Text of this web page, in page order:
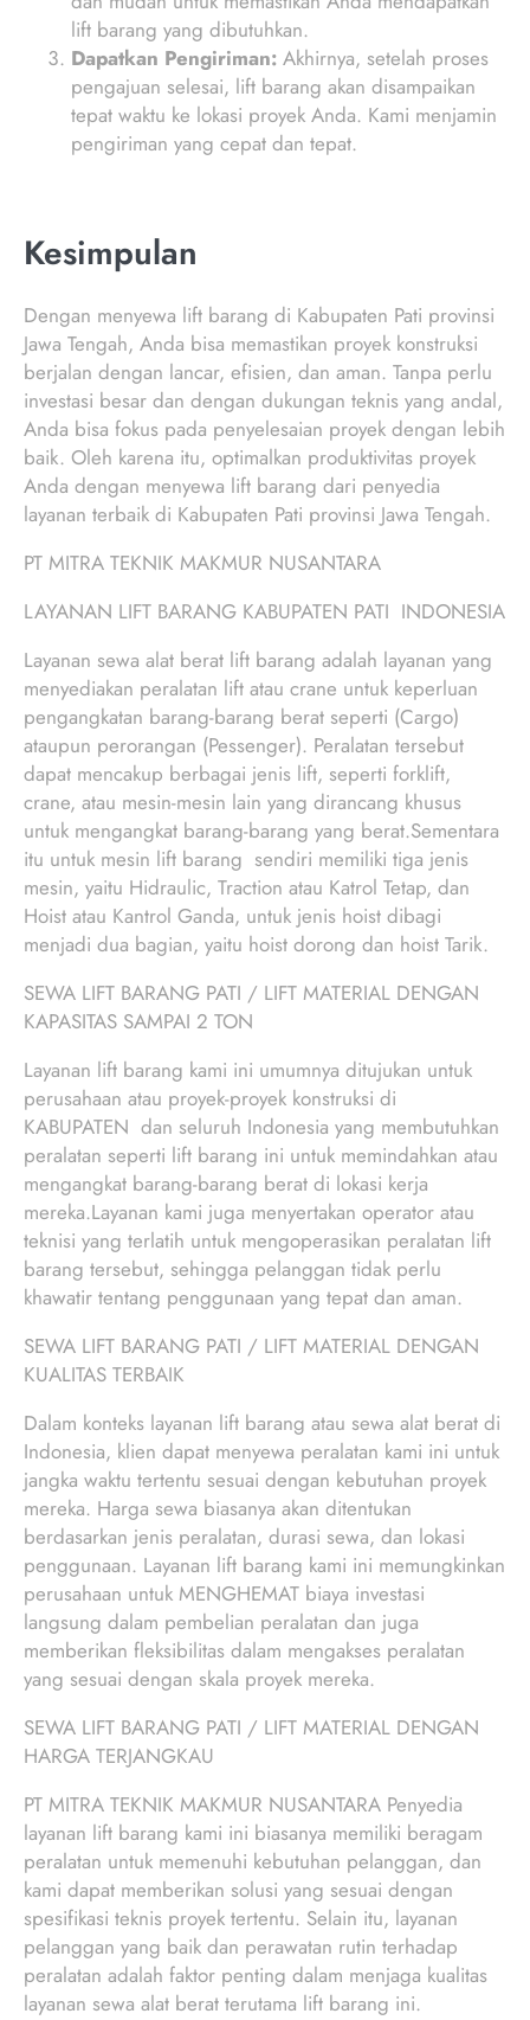
lift barang yang dibutuhkan.
Dapatkan Pengiriman: Akhirnya, setelah proses
pengajuan selesai, lift barang akan disampaikan
tepat waktu ke lokasi proyek Anda. Kami menjamin
pengiriman yang cepat dan tepat.
Kesimpulan
Dengan menyewa lift barang di Kabupaten Pati provinsi
Jawa Tengah, Anda bisa memastikan proyek konstruksi
berjalan dengan lancar, efisien, dan aman. Tanpa perlu
investasi besar dan dengan dukungan teknis yang andal,
Anda bisa fokus pada penyelesaian proyek dengan lebih
baik. Oleh karena itu, optimalkan produktivitas proyek
Anda dengan menyewa lift barang dari penyedia
layanan terbaik di Kabupaten Pati provinsi Jawa Tengah.
PT MITRA TEKNIK MAKMUR NUSANTARA
LAYANAN LIFT BARANG KABUPATEN PATI INDONESIA
Layanan sewa alat berat lift barang adalah layanan yang
menyediakan peralatan lift atau crane untuk keperluan
pengangkatan barang-barang berat seperti (Cargo)
ataupun perorangan (Pessenger). Peralatan tersebut
dapat mencakup berbagai jenis lift, seperti forklift,
crane, atau mesin-mesin lain yang dirancang khusus
untuk mengangkat barang-barang yang berat.Sementara
itu untuk mesin lift barang sendiri memiliki tiga jenis
mesin, yaitu Hidraulic, Traction atau Katrol Tetap, dan
Hoist atau Kantrol Ganda, untuk jenis hoist dibagi
menjadi dua bagian, yaitu hoist dorong dan hoist Tarik.
SEWA LIFT BARANG PATI / LIFT MATERIAL DENGAN
KAPASITAS SAMPAI 2 TON
Layanan lift barang kami ini umumnya ditujukan untuk
perusahaan atau proyek-proyek konstruksi di
KABUPATEN dan seluruh Indonesia yang membutuhkan
peralatan seperti lift barang ini untuk memindahkan atau
mengangkat barang-barang berat di lokasi kerja
mereka.Layanan kami juga menyertakan operator atau
teknisi yang terlatih untuk mengoperasikan peralatan lift
barang tersebut, sehingga pelanggan tidak perlu
khawatir tentang penggunaan yang tepat dan aman.
SEWA LIFT BARANG PATI / LIFT MATERIAL DENGAN
KUALITAS TERBAIK
Dalam konteks layanan lift barang atau sewa alat berat di
Indonesia, klien dapat menyewa peralatan kami ini untuk
jangka waktu tertentu sesuai dengan kebutuhan proyek
mereka. Harga sewa biasanya akan ditentukan
berdasarkan jenis peralatan, durasi sewa, dan lokasi
penggunaan. Layanan lift barang kami ini memungkinkan
perusahaan untuk MENGHEMAT biaya investasi
langsung dalam pembelian peralatan dan juga
memberikan fleksibilitas dalam mengakses peralatan
yang sesuai dengan skala proyek mereka.
SEWA LIFT BARANG PATI / LIFT MATERIAL DENGAN
HARGA TERJANGKAU
PT MITRA TEKNIK MAKMUR NUSANTARA Penyedia
layanan lift barang kami ini biasanya memiliki beragam
peralatan untuk memenuhi kebutuhan pelanggan, dan
kami dapat memberikan solusi yang sesuai dengan
spesifikasi teknis proyek tertentu. Selain itu, layanan
pelanggan yang baik dan perawatan rutin terhadap
peralatan adalah faktor penting dalam menjaga kualitas
layanan sewa alat berat terutama lift barang ini.